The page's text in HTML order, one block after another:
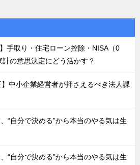
手取り・住宅ローン控除・NISA（0
の意思決定にどう活かす？
】中小企業経営者が押さえるべき法人課
“自分で決める”から本当のやる気は生
“自分で決める”から本当のやる気は生